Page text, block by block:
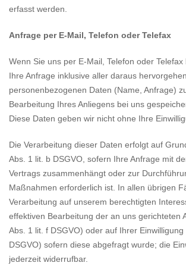
erfasst werden.
Anfrage per E-Mail, Telefon oder Telefax
Wenn Sie uns per E-Mail, Telefon oder
Ihre Anfrage inklusive aller daraus
personenbezogenen Daten (Name, Anfrage)
Bearbeitung Ihres Anliegens bei uns
Diese Daten geben wir nicht ohne Ihre
Die Verarbeitung dieser Daten erfolgt auf
Abs. 1 lit. b DSGVO, sofern Ihre Anfrage mit
Vertrags zusammenhängt oder zur
Maßnahmen erforderlich ist. In allen übrigen
Verarbeitung auf unserem berechtigten
effektiven Bearbeitung der an uns gerichteten
Abs. 1 lit. f DSGVO) oder auf Ihrer Einwilligung
DSGVO) sofern diese abgefragt wurde; die
jederzeit widerrufbar.